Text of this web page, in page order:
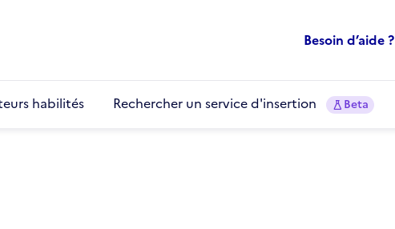
Besoin d’aide ?
habilités Rechercher un service d'insertion Beta